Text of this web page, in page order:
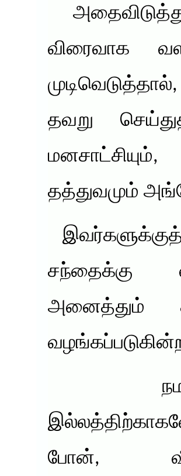
விரைவாக
தவறு
தத்துவமும்
சந்தைக்கு
அனைத்தும்
போன்,